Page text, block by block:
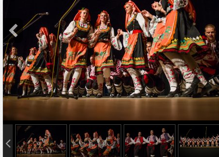
info heading
info content